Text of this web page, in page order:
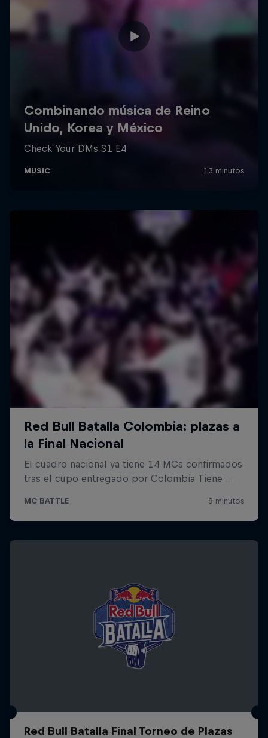
Red Bull Batalla Final Torneo de Plazas